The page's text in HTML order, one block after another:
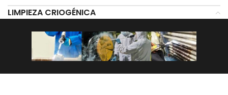
LIMPIEZA CRIOGÉNICA